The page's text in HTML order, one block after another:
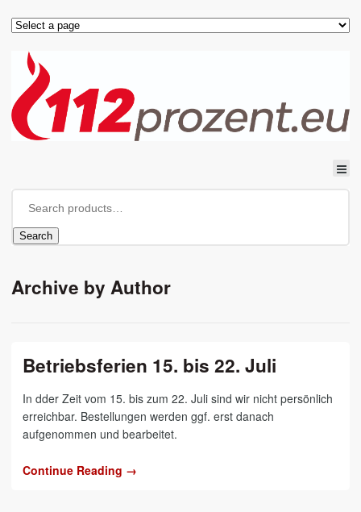
Search
Archive by Author
Betriebsferien 15. bis 22. Juli
In dder Zeit vom 15. bis zum 22. Juli sind wir nicht persönlich
erreichbar. Bestellungen werden ggf. erst danach
aufgenommen und bearbeitet.
Continue Reading →